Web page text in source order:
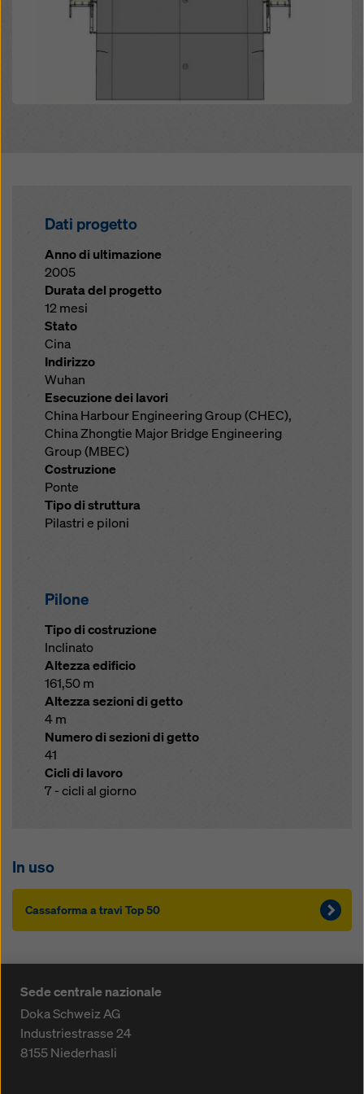
Dati progetto
Anno di ultimazione
2005
Durata del progetto
12 mesi
Stato
Cina
Indirizzo
Wuhan
Esecuzione dei lavori
China Harbour Engineering Group (CHEC),
China Zhongtie Major Bridge Engineering
Group (MBEC)
Costruzione
Ponte
Tipo di struttura
Pilastri e piloni
Pilone
Tipo di costruzione
Inclinato
Altezza edificio
161,50 m
Altezza sezioni di getto
4 m
Numero di sezioni di getto
41
Cicli di lavoro
7 - cicli al giorno
In uso
Cassaforma a travi Top 50
Sede centrale nazionale
Doka Schweiz AG
Industriestrasse 24
8155Niederhasli